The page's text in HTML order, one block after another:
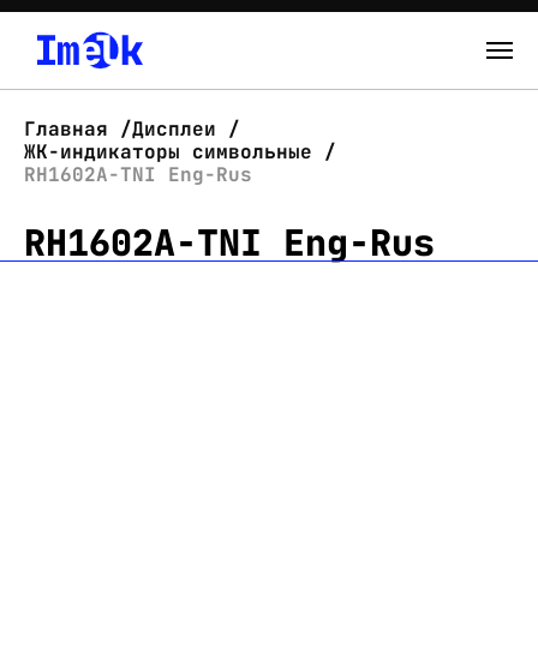
О нас
Новости
Главная
Дисплеи
ЖК-индикаторы символьные
RH1602A-TNI Eng-Rus
RH1602A-TNI Eng-Rus